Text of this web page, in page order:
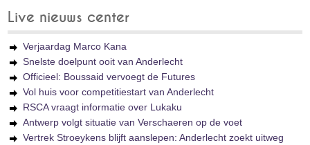
Live nieuws center
Verjaardag Marco Kana
Snelste doelpunt ooit van Anderlecht
Officieel: Boussaid vervoegt de Futures
Vol huis voor competitiestart van Anderlecht
RSCA vraagt informatie over Lukaku
Antwerp volgt situatie van Verschaeren op de voet
Vertrek Stroeykens blijft aanslepen: Anderlecht zoekt uitweg